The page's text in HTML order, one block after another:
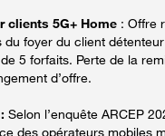
clients 5G+ Home : Offre
du foyer du client
5 forfaits. Perte de la
d’offre.
Selon l’enquête ARCEP
des opérateurs mobiles